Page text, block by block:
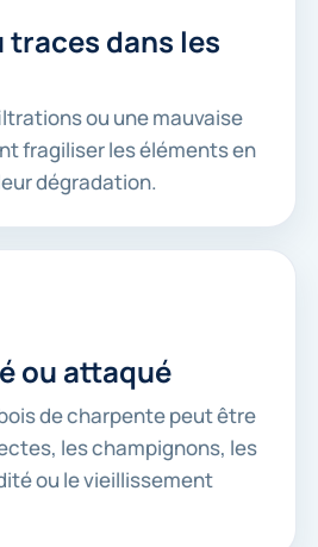
dans les
ou une mauvaise
fragiliser les éléments en
dégradation.
ou attaqué
de charpente peut être
les champignons, les
ou le vieillissement